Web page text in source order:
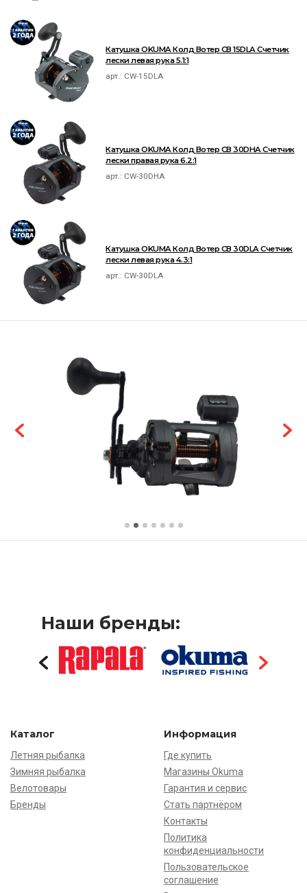
Катушка OKUMA Колд Вотер СВ 15DLA Счетчик
лески левая рука 5.1:1
арт.: CW-15DLA
Катушка OKUMA Колд Вотер СВ 30DHA Счетчик
лески правая рука 6.2:1
арт.: CW-30DHA
Катушка OKUMA Колд Вотер СВ 30DLA Счетчик
лески левая рука 4.3:1
арт.: CW-30DLA
Наши бренды:
Каталог
Летняя рыбалка
Зимняя рыбалка
Велотовары
Бренды
Информация
Где купить
Магазины Okuma
Гарантия и сервис
Стать партнёром
Контакты
Политика
конфиденциальности
Пользовательское
соглашение